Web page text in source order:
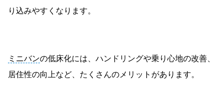
り込みやすくなります。
ミニバンの低床化には、ハンドリングや乗り心地の改善、
居住性の向上など、たくさんのメリットがあります。